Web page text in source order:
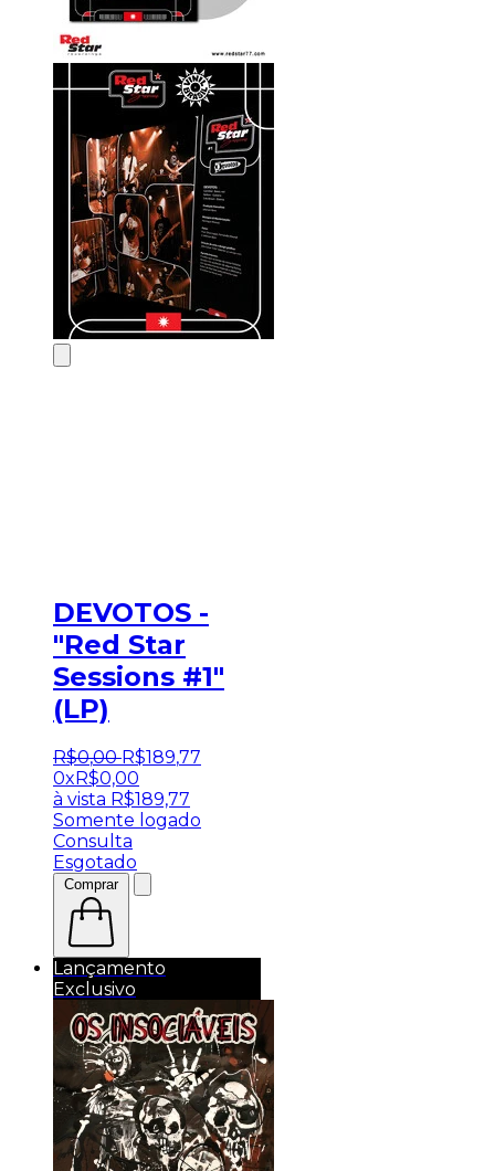
DEVOTOS -
"Red Star
Sessions #1"
(LP)
R$0,00 R$189,77
0xR$0,00
à vista R$189,77
Somente logado
Consulta
Esgotado
Comprar